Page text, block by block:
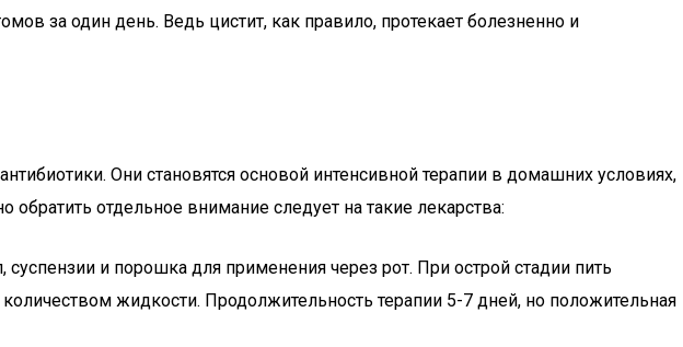
за один день. Ведь цистит, как правило, протекает болезненно и
Они становятся основой интенсивной терапии в домашних условиях,
отдельное внимание следует на такие лекарства:
и порошка для применения через рот. При острой стадии пить
жидкости. Продолжительность терапии 5-7 дней, но положительная